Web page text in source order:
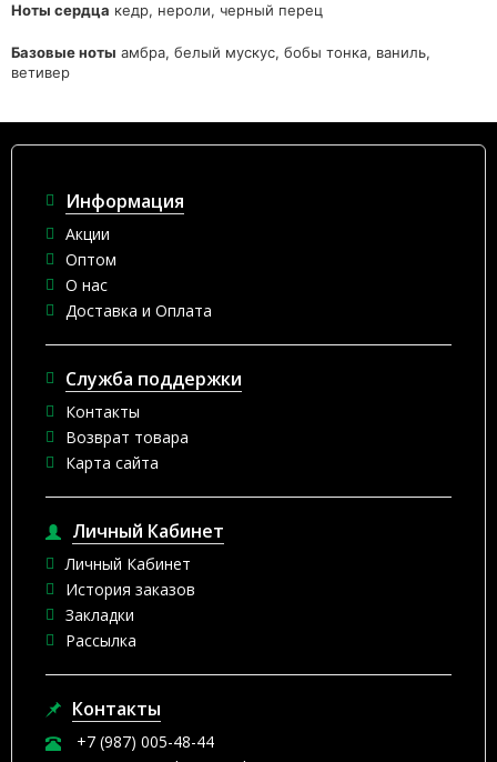
Ноты сердца кедр, нероли, черный перец
Базовые ноты амбра, белый мускус, бобы тонка, ваниль,
ветивер
Информация
Акции
Оптом
О нас
Доставка и Оплата
Служба поддержки
Контакты
Возврат товара
Карта сайта
Личный Кабинет
Личный Кабинет
История заказов
Закладки
Рассылка
Контакты
+7 (987) 005-48-44